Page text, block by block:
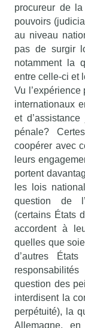
procureur de
pouvoirs
au niveau
pas de surgir
notamment la
entre celle-ci et
Vu
internationaux
et
pénale?
coopérer avec
leurs
portent
les lois
question de
(certains États
accordent à
quelles que
d’autres
question des
interdisent la
perpétuité), la
Allemagne,